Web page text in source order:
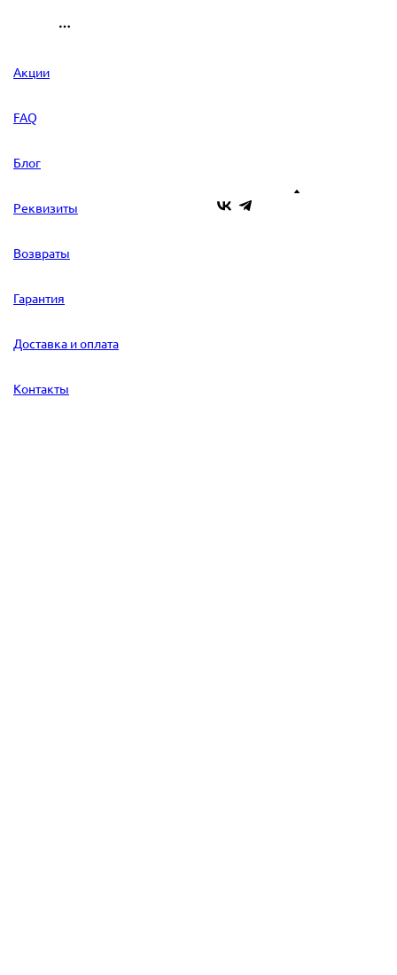
Акции
FAQ
Блог
Реквизиты
Возвраты
Гарантия
Доставка и оплата
Контакты